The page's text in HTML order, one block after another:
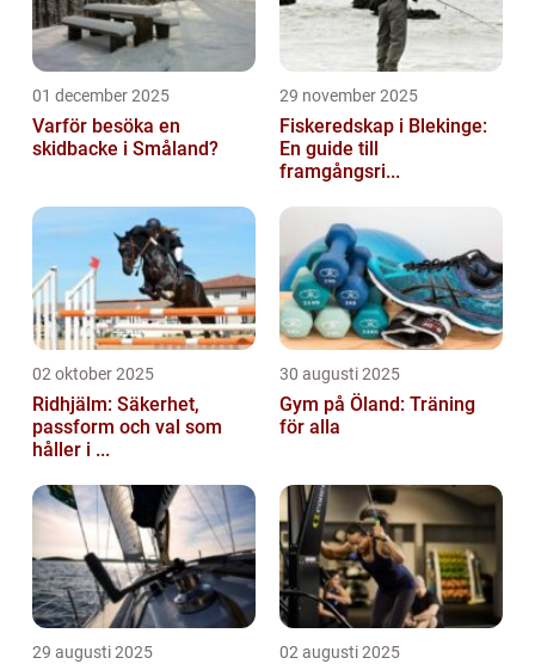
01 december 2025
Varför besöka en
skidbacke i Småland?
29 november 2025
Fiskeredskap i Blekinge:
En guide till
framgångsri...
02 oktober 2025
Ridhjälm: Säkerhet,
passform och val som
håller i ...
30 augusti 2025
Gym på Öland: Träning
för alla
29 augusti 2025 02 augusti 2025